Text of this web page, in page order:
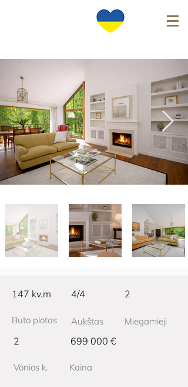
147 kv.m 4/4 2
Buto plotas
2
Aukštas Miegamieji
699 000 €
Vonios k. Kaina